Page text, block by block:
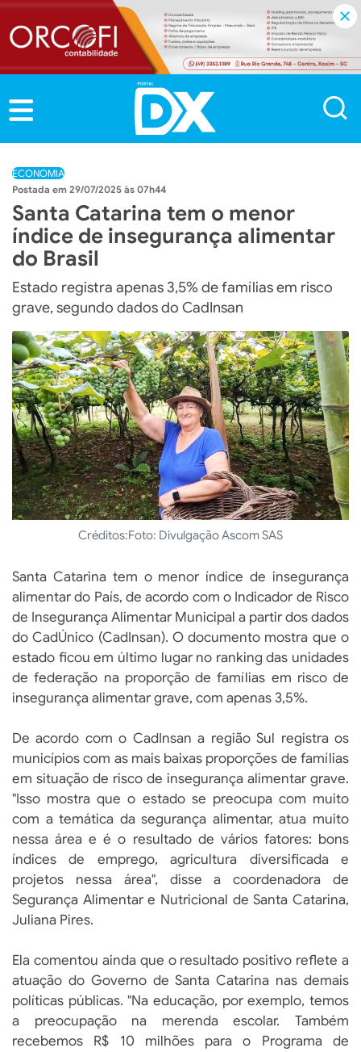
ECONOMIA
29/07/2025 às 07h44
Santa Catarina tem o menor
índice de insegurança alimentar
do Brasil
Estado registra apenas 3,5% de famílias em risco
grave, segundo dados do CadInsan
Créditos:Foto: Divulgação Ascom SAS
Santa Catarina tem o menor índice de insegurança
alimentar do País, de acordo com o Indicador de Risco
de Insegurança Alimentar Municipal a partir dos dados
do CadÚnico (CadInsan). O documento mostra que o
estado ficou em último lugar no ranking das unidades
de federação na proporção de famílias em risco de
insegurança alimentar grave, com apenas 3,5%.
De acordo com o CadInsan a região Sul registra os
municípios com as mais baixas proporções de famílias
em situação de risco de insegurança alimentar grave.
"Isso mostra que o estado se preocupa com muito
com a temática da segurança alimentar, atua muito
nessa área e é o resultado de vários fatores: bons
índices de emprego, agricultura diversificada e
projetos nessa área", disse a coordenadora de
Segurança Alimentar e Nutricional de Santa Catarina,
Juliana Pires.
Ela comentou ainda que o resultado positivo reflete a
atuação do Governo de Santa Catarina nas demais
políticas públicas. "Na educação, por exemplo, temos
a preocupação na merenda escolar. Também
recebemos R$ 10 milhões para o Programa de